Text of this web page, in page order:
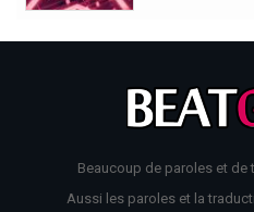
Beaucoup de paroles et
Aussi les paroles et la